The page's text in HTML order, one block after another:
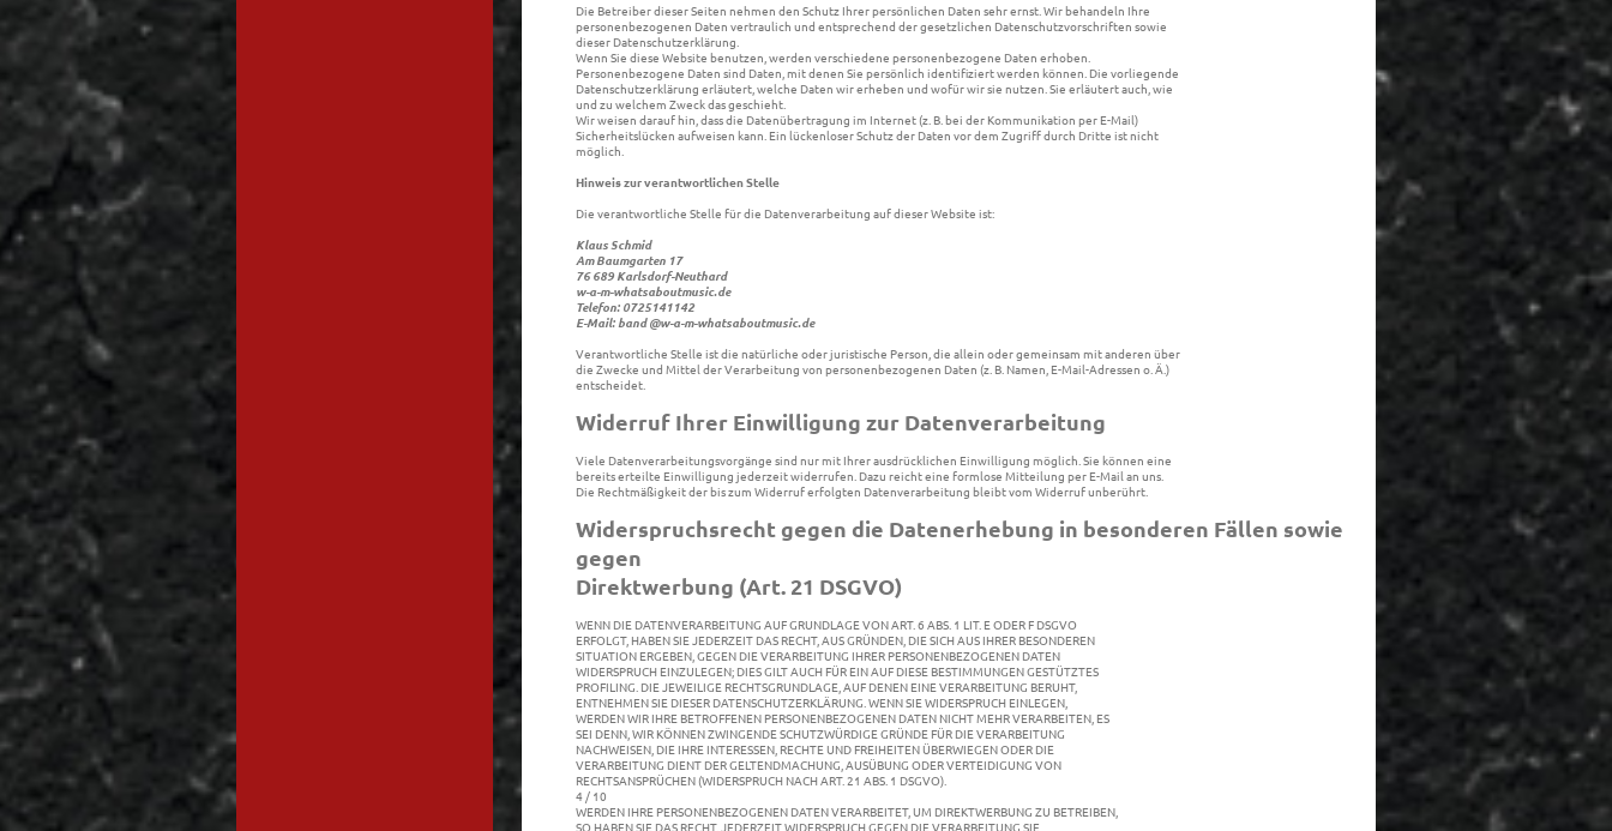
Die Betreiber dieser Seiten nehmen den Schutz Ihrer persönlichen Daten sehr ernst. Wir behandeln Ihre
personenbezogenen Daten vertraulich und entsprechend der gesetzlichen Datenschutzvorschriften sowie
dieser Datenschutzerklärung.
Wenn Sie diese Website benutzen, werden verschiedene personenbezogene Daten erhoben.
Personenbezogene Daten sind Daten, mit denen Sie persönlich identifiziert werden können. Die vorliegende
Datenschutzerklärung erläutert, welche Daten wir erheben und wofür wir sie nutzen. Sie erläutert auch, wie
und zu welchem Zweck das geschieht.
Wir weisen darauf hin, dass die Datenübertragung im Internet (z. B. bei der Kommunikation per E-Mail)
Sicherheitslücken aufweisen kann. Ein lückenloser Schutz der Daten vor dem Zugriff durch Dritte ist nicht
möglich.
Hinweis zur verantwortlichen Stelle
Die verantwortliche Stelle für die Datenverarbeitung auf dieser Website ist:
Klaus Schmid
Am Baumgarten 17
76 689 Karlsdorf-Neuthard
w-a-m-whatsaboutmusic.de
Telefon: 0725141142
E-Mail: band @w-a-m-whatsaboutmusic.de
Verantwortliche Stelle ist die natürliche oder juristische Person, die allein oder gemeinsam mit anderen über
die Zwecke und Mittel der Verarbeitung von personenbezogenen Daten (z. B. Namen, E-Mail-Adressen o. Ä.)
entscheidet.
Widerruf Ihrer Einwilligung zur Datenverarbeitung
Viele Datenverarbeitungsvorgänge sind nur mit Ihrer ausdrücklichen Einwilligung möglich. Sie können eine
bereits erteilte Einwilligung jederzeit widerrufen. Dazu reicht eine formlose Mitteilung per E-Mail an uns.
Die Rechtmäßigkeit der bis zum Widerruf erfolgten Datenverarbeitung bleibt vom Widerruf unberührt.
Widerspruchsrecht gegen die Datenerhebung in besonderen Fällen sowie
gegen
Direktwerbung (Art. 21 DSGVO)
WENN DIE DATENVERARBEITUNG AUF GRUNDLAGE VON ART. 6 ABS. 1 LIT. E ODER F DSGVO
ERFOLGT, HABEN SIE JEDERZEIT DAS RECHT, AUS GRÜNDEN, DIE SICH AUS IHRER BESONDEREN
SITUATION ERGEBEN, GEGEN DIE VERARBEITUNG IHRER PERSONENBEZOGENEN DATEN
WIDERSPRUCH EINZULEGEN; DIES GILT AUCH FÜR EIN AUF DIESE BESTIMMUNGEN GESTÜTZTES
PROFILING. DIE JEWEILIGE RECHTSGRUNDLAGE, AUF DENEN EINE VERARBEITUNG BERUHT,
ENTNEHMEN SIE DIESER DATENSCHUTZERKLÄRUNG. WENN SIE WIDERSPRUCH EINLEGEN,
WERDEN WIR IHRE BETROFFENEN PERSONENBEZOGENEN DATEN NICHT MEHR VERARBEITEN, ES
SEI DENN, WIR KÖNNEN ZWINGENDE SCHUTZWÜRDIGE GRÜNDE FÜR DIE VERARBEITUNG
NACHWEISEN, DIE IHRE INTERESSEN, RECHTE UND FREIHEITEN ÜBERWIEGEN ODER DIE
VERARBEITUNG DIENT DER GELTENDMACHUNG, AUSÜBUNG ODER VERTEIDIGUNG VON
RECHTSANSPRÜCHEN (WIDERSPRUCH NACH ART. 21 ABS. 1 DSGVO).
4 / 10
WERDEN IHRE PERSONENBEZOGENEN DATEN VERARBEITET, UM DIREKTWERBUNG ZU BETREIBEN,
SO HABEN SIE DAS RECHT, JEDERZEIT WIDERSPRUCH GEGEN DIE VERARBEITUNG SIE